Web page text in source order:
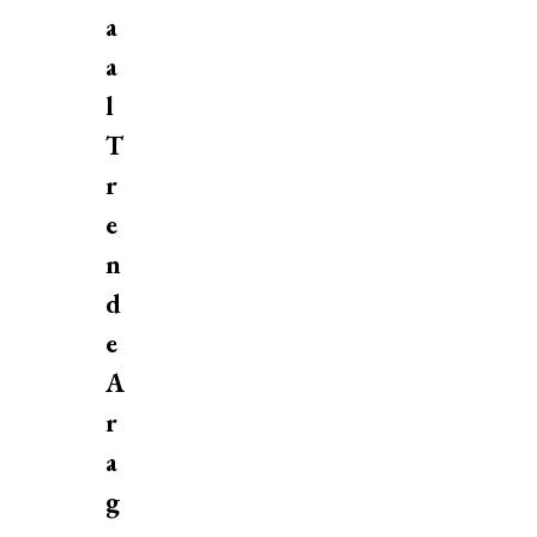
a
a
l
T
r
e
n
d
e
A
r
a
g